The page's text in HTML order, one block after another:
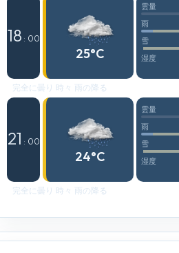
18 : 00
25°C
雲量
雨
雪
湿度
完全に曇り 時々 雨の降る
21 : 00
24°C
雲量
雨
雪
湿度
完全に曇り 時々 雨の降る